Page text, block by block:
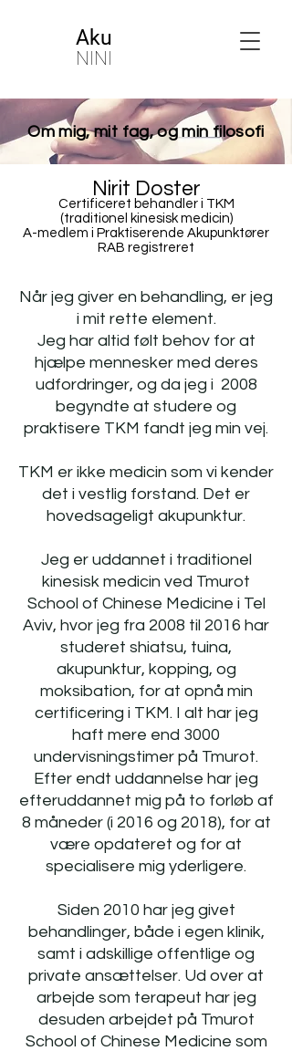
Aku
NINI
Om mig, mit fag, og min filosofi
Nirit Doster
Certificeret behandler i TKM
(traditionel kinesisk medicin)
A-medlem i Praktiserende Akupunktører
RAB registreret
Når jeg giver en behandling, er jeg
i mit rette element.
Jeg har altid følt behov for at
hjælpe mennesker med deres
udfordringer, og da jeg i 2008
begyndte at studere og
praktisere TKM fandt jeg min vej.
TKM er ikke medicin som vi kender
det i vestlig forstand. Det er
hovedsageligt akupunktur.
Jeg er uddannet i traditionel
kinesisk medicin ved Tmurot
School of Chinese Medicine i Tel
Aviv, hvor jeg fra 2008 til 2016 har
studeret shiatsu, tuina,
akupunktur, kopping, og
moksibation, for at opnå min
certificering i TKM. I alt har jeg
haft mere end 3000
undervisningstimer på Tmurot.
Efter endt uddannelse har jeg
efteruddannet mig på to forløb af
8 måneder (i 2016 og 2018), for at
være opdateret og for at
specialisere mig yderligere.
Siden 2010 har jeg givet
behandlinger, både i egen klinik,
samt i adskillige offentlige og
private ansættelser. Ud over at
arbejde som terapeut har jeg
desuden arbejdet på Tmurot
School of Chinese Medicine som